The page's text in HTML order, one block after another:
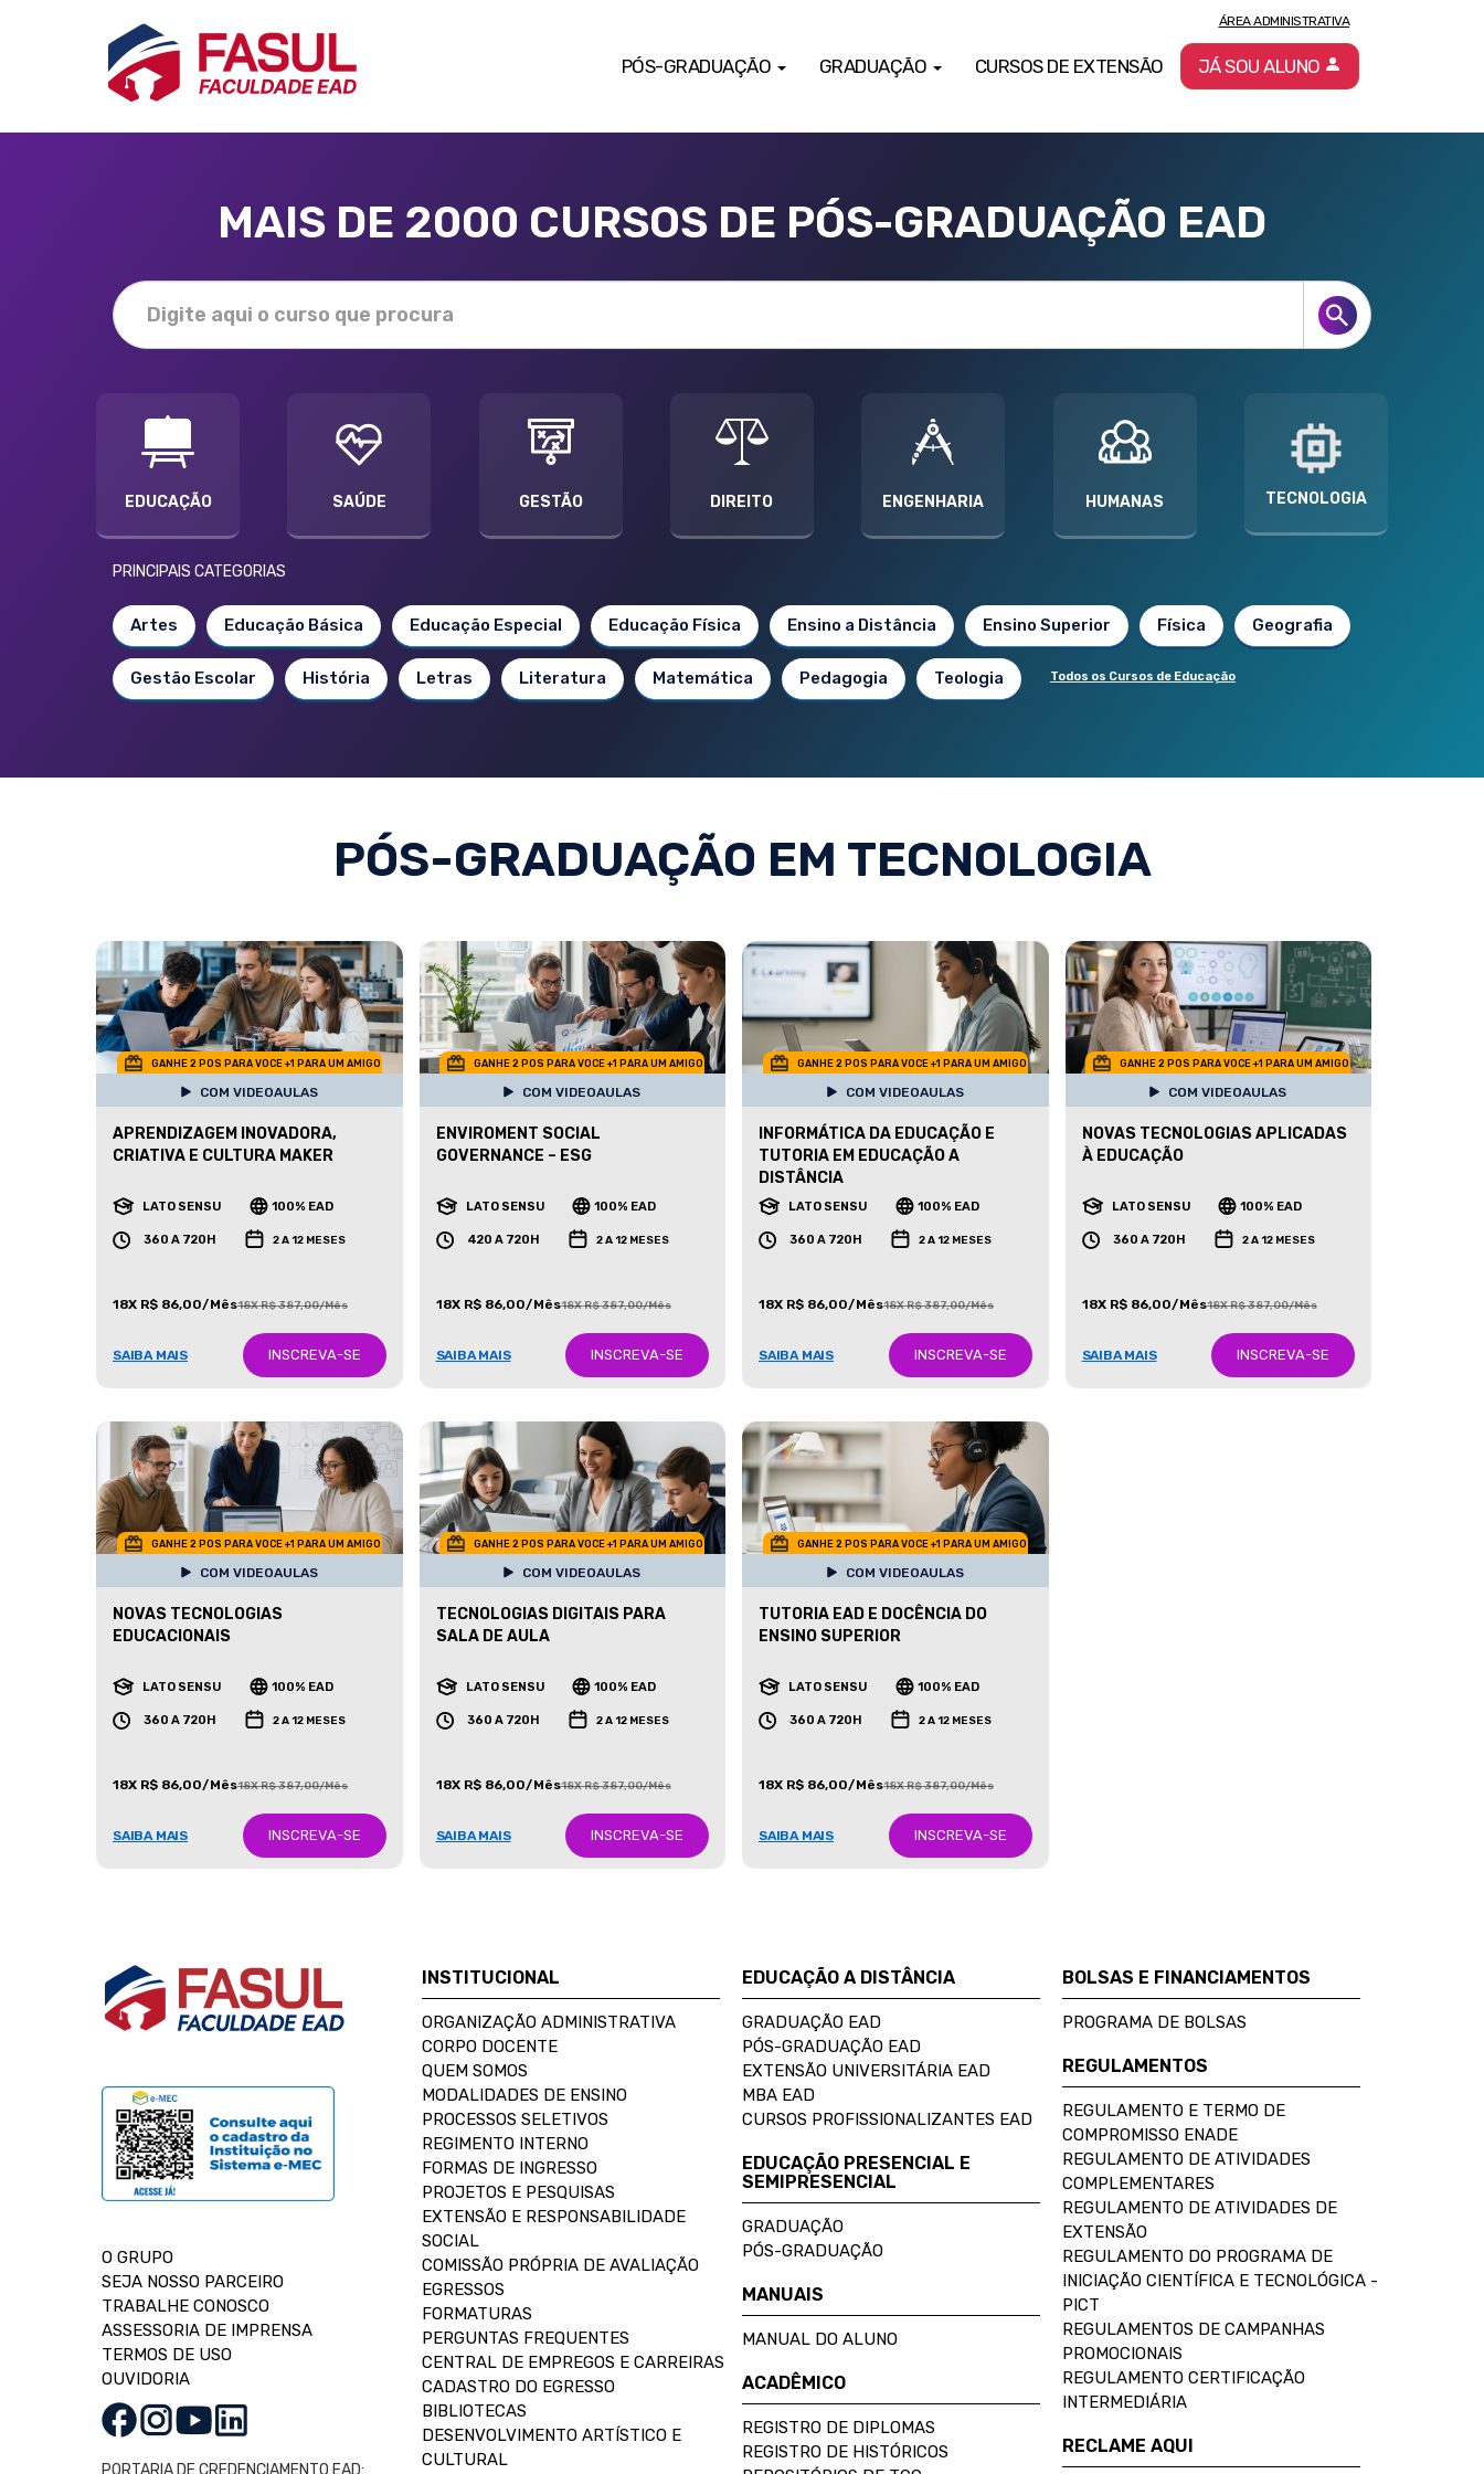
PÓS-GRADUAÇÃO GRADUAÇÃO CURSOS DE EXTENSÃO
ÁREA ADMINISTRATIVA
JÁ SOU ALUNO
MAIS DE 2000 CURSOS DE PÓS-GRADUAÇÃO EAD
EDUCAÇÃO SAÚDE GESTÃO DIREITO ENGENHARIA HUMANAS TECNOLOGIA
PRINCIPAIS CATEGORIAS
Artes Educação Básica Educação Especial Educação Física Ensino a Distância Ensino Superior Física Geografia
Gestão Escolar História Letras Literatura Matemática Pedagogia Teologia Todos os Cursos de Educação
PÓS-GRADUAÇÃO EM TECNOLOGIA
GANHE 2 POS PARA VOCE +1 PARA UM AMIGO
COM VIDEOAULAS
APRENDIZAGEM INOVADORA,
CRIATIVA E CULTURA MAKER
LATO SENSU 100% EAD
360 A 720H 2 A 12 MESES
18X R$ 86,00/Mês18X R$ 387,00/Mês
SAIBA MAIS INSCREVA-SE
GANHE 2 POS PARA VOCE +1 PARA UM AMIGO
COM VIDEOAULAS
ENVIROMENT SOCIAL
GOVERNANCE – ESG
LATO SENSU 100% EAD
420 A 720H 2 A 12 MESES
18X R$ 86,00/Mês18X R$ 387,00/Mês
SAIBA MAIS INSCREVA-SE
GANHE 2 POS PARA VOCE +1 PARA UM AMIGO
COM VIDEOAULAS
INFORMÁTICA DA EDUCAÇÃO E
TUTORIA EM EDUCAÇÃO A
DISTÂNCIA
LATO SENSU 100% EAD
360 A 720H 2 A 12 MESES
18X R$ 86,00/Mês18X R$ 387,00/Mês
SAIBA MAIS INSCREVA-SE
GANHE 2 POS PARA VOCE +1 PARA UM AMIGO
COM VIDEOAULAS
NOVAS TECNOLOGIAS APLICADAS
À EDUCAÇÃO
LATO SENSU 100% EAD
360 A 720H 2 A 12 MESES
18X R$ 86,00/Mês18X R$ 387,00/Mês
SAIBA MAIS INSCREVA-SE
GANHE 2 POS PARA VOCE +1 PARA UM AMIGO
COM VIDEOAULAS
NOVAS TECNOLOGIAS
EDUCACIONAIS
LATO SENSU 100% EAD
360 A 720H 2 A 12 MESES
18X R$ 86,00/Mês18X R$ 387,00/Mês
SAIBA MAIS INSCREVA-SE
GANHE 2 POS PARA VOCE +1 PARA UM AMIGO
COM VIDEOAULAS
TECNOLOGIAS DIGITAIS PARA
SALA DE AULA
LATO SENSU 100% EAD
360 A 720H 2 A 12 MESES
18X R$ 86,00/Mês18X R$ 387,00/Mês
SAIBA MAIS INSCREVA-SE
GANHE 2 POS PARA VOCE +1 PARA UM AMIGO
COM VIDEOAULAS
TUTORIA EAD E DOCÊNCIA DO
ENSINO SUPERIOR
LATO SENSU 100% EAD
360 A 720H 2 A 12 MESES
18X R$ 86,00/Mês18X R$ 387,00/Mês
SAIBA MAIS INSCREVA-SE
O GRUPO
SEJA NOSSO PARCEIRO
TRABALHE CONOSCO
ASSESSORIA DE IMPRENSA
TERMOS DE USO
OUVIDORIA
PORTARIA DE CREDENCIAMENTO EAD:
INSTITUCIONAL
ORGANIZAÇÃO ADMINISTRATIVA
CORPO DOCENTE
QUEM SOMOS
MODALIDADES DE ENSINO
PROCESSOS SELETIVOS
REGIMENTO INTERNO
FORMAS DE INGRESSO
PROJETOS E PESQUISAS
EXTENSÃO E RESPONSABILIDADE
SOCIAL
COMISSÃO PRÓPRIA DE AVALIAÇÃO
EGRESSOS
FORMATURAS
PERGUNTAS FREQUENTES
CENTRAL DE EMPREGOS E CARREIRAS
CADASTRO DO EGRESSO
BIBLIOTECAS
DESENVOLVIMENTO ARTÍSTICO E
CULTURAL
EDUCAÇÃO A DISTÂNCIA
GRADUAÇÃO EAD
PÓS-GRADUAÇÃO EAD
EXTENSÃO UNIVERSITÁRIA EAD
MBA EAD
CURSOS PROFISSIONALIZANTES EAD
EDUCAÇÃO PRESENCIAL E
SEMIPRESENCIAL
GRADUAÇÃO
PÓS-GRADUAÇÃO
MANUAIS
MANUAL DO ALUNO
ACADÊMICO
REGISTRO DE DIPLOMAS
REGISTRO DE HISTÓRICOS
BOLSAS E FINANCIAMENTOS
PROGRAMA DE BOLSAS
REGULAMENTOS
REGULAMENTO E TERMO DE
COMPROMISSO ENADE
REGULAMENTO DE ATIVIDADES
COMPLEMENTARES
REGULAMENTO DE ATIVIDADES DE
EXTENSÃO
REGULAMENTO DO PROGRAMA DE
INICIAÇÃO CIENTÍFICA E TECNOLÓGICA -
PICT
REGULAMENTOS DE CAMPANHAS
PROMOCIONAIS
REGULAMENTO CERTIFICAÇÃO
INTERMEDIÁRIA
RECLAME AQUI